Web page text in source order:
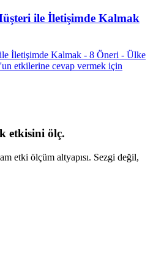
ile İletişimde Kalmak
İletişimde Kalmak - 8 Öneri - Ülke
etkilerine cevap vermek için
etkisini ölç.
etki ölçüm altyapısı. Sezgi değil,